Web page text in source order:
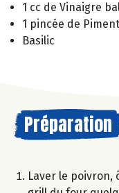
1 cc de Vinaigre
1 pincée de
Basilic
Préparation
Laver le poivron,